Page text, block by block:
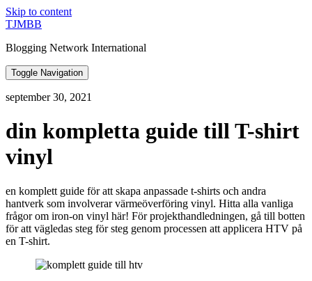
Skip to content
TJMBB
Blogging Network International
Toggle Navigation
september 30, 2021
din kompletta guide till T-shirt
vinyl
en komplett guide för att skapa anpassade t-shirts och andra
hantverk som involverar värmeöverföring vinyl. Hitta alla vanliga
frågor om iron-on vinyl här! För projekthandledningen, gå till botten
för att vägledas steg för steg genom processen att applicera HTV på
en T-shirt.